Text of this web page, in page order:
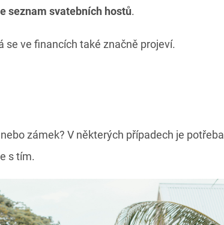
seznam svatebních hostů.
se ve financích také značně projeví.
zámek? V některých případech je potřeba
s tím.